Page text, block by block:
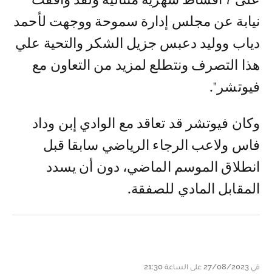
نيابة عن مجلس إدارة سموحة ووجهت لأحمد
دياب ووليد دعبس جزيل الشكر والتحية علي
هذا التصرف ونتطلع لمزيد من التعاون مع
فيوتشر".
وكان فيوتشر قد تعاقد مع الوادي إبن وداد
فاس ولاعب الرجاء الرياضي سابقا قبل
انطلاق الموسم الماضي، دون أن يسدد
المقابل المادي للصفقة.
في 27/08/2023 على الساعة 21:30